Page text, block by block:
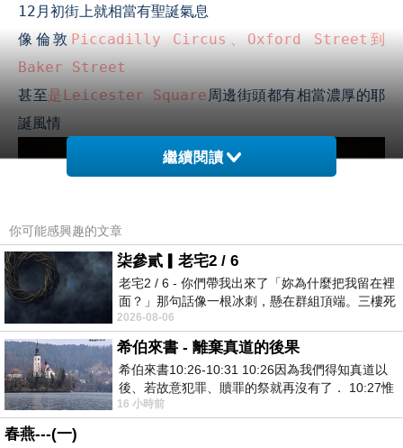
12月初街上就相當有聖誕氣息
像倫敦 Piccadilly Circus 、 Oxford Street 到
Baker Street
甚至是Leicester Square周邊街頭都有相當濃厚的耶
誕風情
繼續閱讀
你可能感興趣的文章
柒參貳▎老宅2 / 6
老宅2 / 6 - 你們帶我出來了「妳為什麼把我留在裡
面？」那句話像一根冰刺，懸在群組頂端。三樓死
死盯著照片裡的人。那個人確實站在
2026-08-06
希伯來書 - 離棄真道的後果
希伯來書10:26-10:31 10:26因為我們得知真道以
後、若故意犯罪、贖罪的祭就再沒有了． 10:27惟
有戰懼等候審判和那燒滅眾敵人的烈火
16 小時前
春燕---(一)